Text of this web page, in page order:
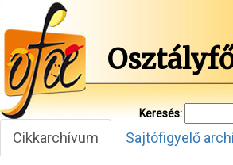
Keresés:
Cikkarchívum Sajtófigyelő